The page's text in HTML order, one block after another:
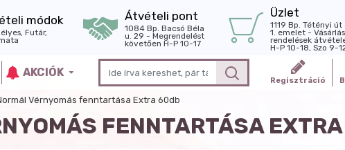
módok
Futár,
Átvételi pont
1084 Bp. Bacsó Béla
u. 29 - Megrendelést
követően H-P 10-17
Üzlet
1119 Bp. Tétényi út
1. emelet -
rendelések
H-P 10-18, Szo 9-
AKCIÓK
Regisztráció
Vérnyomás fenntartása Extra 60db
FENNTARTÁSA